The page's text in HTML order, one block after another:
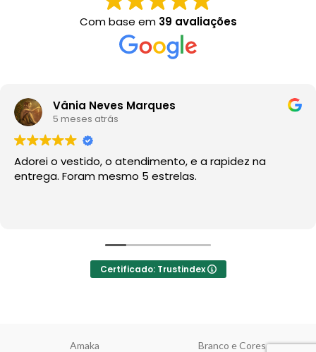
Com base em 39 avaliações
Vânia Neves Marques
5 meses atrás
Adorei o vestido, o atendimento, e a rapidez na
entrega. Foram mesmo 5 estrelas.
Certificado: Trustindex
Amaka Branco e Cores